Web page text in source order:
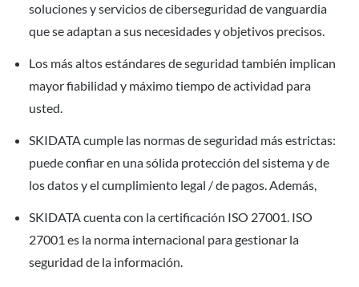
soluciones y servicios de ciberseguridad de vanguardia
que se adaptan a sus necesidades y objetivos precisos.
Los más altos estándares de seguridad también implican
mayor fiabilidad y máximo tiempo de actividad para
usted.
SKIDATA cumple las normas de seguridad más estrictas:
puede confiar en una sólida protección del sistema y de
los datos y el cumplimiento legal / de pagos. Además,
SKIDATA cuenta con la certificación ISO 27001. ISO
27001 es la norma internacional para gestionar la
seguridad de la información.